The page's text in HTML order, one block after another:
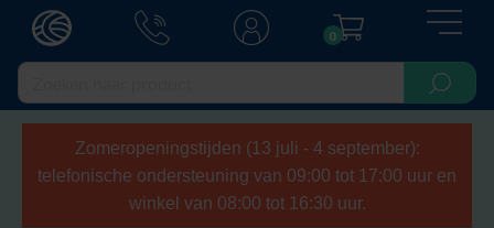
0
Zomeropeningstijden (13 juli - 4 september):
telefonische ondersteuning van 09:00 tot 17:00 uur en
winkel van 08:00 tot 16:30 uur.